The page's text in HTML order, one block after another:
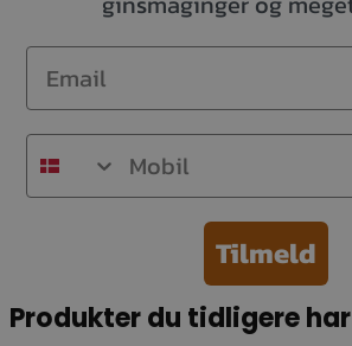
Email
Mobil
Tilmeld
Produkter du tidligere